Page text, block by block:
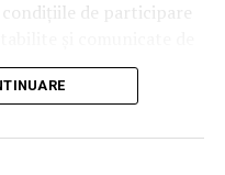
de participare